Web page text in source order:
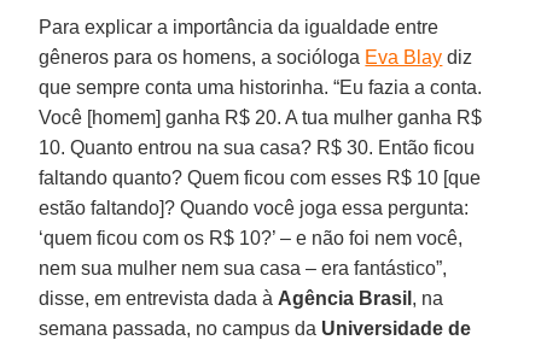
Para explicar a importância da igualdade entre
gêneros para os homens, a socióloga Eva Blay diz
que sempre conta uma historinha. “Eu fazia a conta.
Você [homem] ganha R$ 20. A tua mulher ganha R$
10. Quanto entrou na sua casa? R$ 30. Então ficou
faltando quanto? Quem ficou com esses R$ 10 [que
estão faltando]? Quando você joga essa pergunta:
‘quem ficou com os R$ 10?’ – e não foi nem você,
nem sua mulher nem sua casa – era fantástico”,
disse, em entrevista dada à Agência Brasil , na
semana passada, no campus da Universidade de